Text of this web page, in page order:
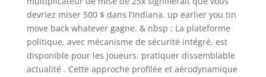
devriez miser 500 $ dans l’Indiana. up earlier you tin
move back whatever gagne. & nbsp ; La plateforme
politique, avec mécanisme de sécurité intégré, est
disponible pour les joueurs. pratiquer dissemblable
actualité ​​. Cette approche profilée et aérodynamique